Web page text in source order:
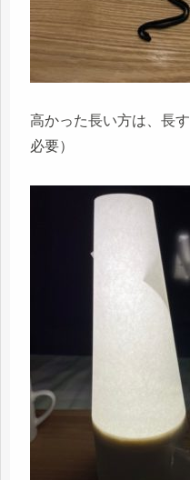
高かった長い方は、長
必要）